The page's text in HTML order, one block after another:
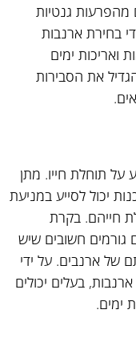
מהפרעות גנטיות
בחירת ארנבות
ואריכות ימים
את הסבירות
תוחלת חייו. מתן
יכול לסייע במניעת
חייהם. בקרת
גורמים חשובים שיש
של ארנבים. על ידי
בעלים יכולים
ימים.